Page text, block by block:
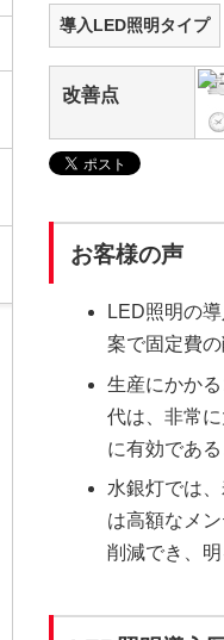
導入LED照明タイプ
改善点
お客様の声
LED照明の
案で固定費
生産にかか
代は、非常
に有効である
水銀灯では
は高額なメ
削減でき、